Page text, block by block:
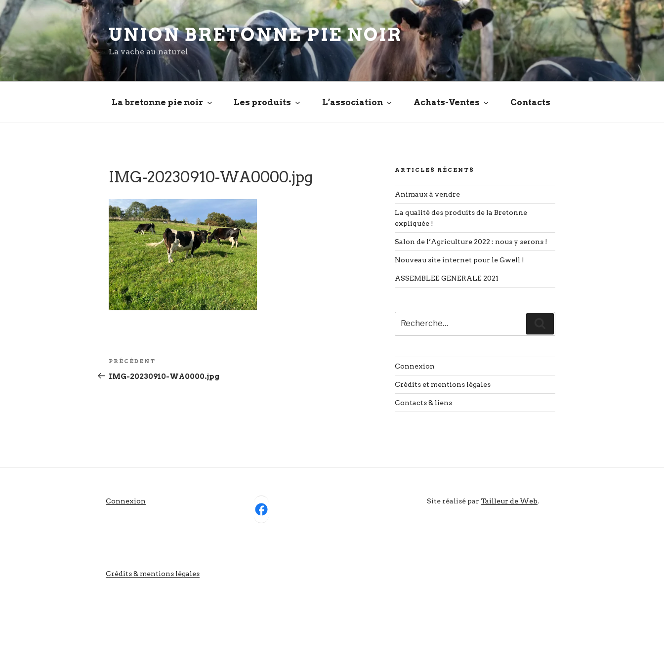
Aller
au
contenu
principal
UNION BRETONNE PIE NOIR
La vache au naturel
La bretonne pie noir Les produits L’association Achats-Ventes Contacts
IMG-20230910-WA0000.jpg
Navigation
de
Article
précédent
PRÉCÉDENT
IMG-20230910-WA0000.jpg
ARTICLES RÉCENTS
Animaux à vendre
La qualité des produits de la Bretonne
expliquée !
Salon de l’Agriculture 2022 : nous y serons !
Nouveau site internet pour le Gwell !
ASSEMBLEE GENERALE 2021
pour
:
Connexion
Crédits et mentions légales
Contacts & liens
Connexion
Facebook
Crédits & mentions légales
Site réalisé parTailleur de Web.